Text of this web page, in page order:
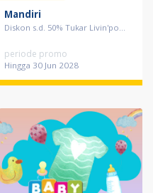
Mandiri
Diskon s.d. 50% Tukar Livin'po...
periode promo
Hingga 30 Jun 2028